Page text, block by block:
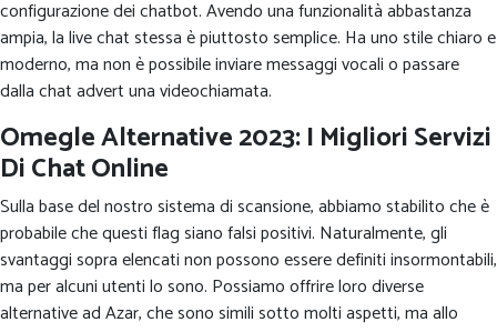
configurazione dei chatbot. Avendo una funzionalità abbastanza
ampia, la live chat stessa è piuttosto semplice. Ha uno stile chiaro e
moderno, ma non è possibile inviare messaggi vocali o passare
dalla chat advert una videochiamata.
Omegle Alternative 2023: I Migliori Servizi
Di Chat Online
Sulla base del nostro sistema di scansione, abbiamo stabilito che è
probabile che questi flag siano falsi positivi. Naturalmente, gli
svantaggi sopra elencati non possono essere definiti insormontabili,
ma per alcuni utenti lo sono. Possiamo offrire loro diverse
alternative ad Azar, che sono simili sotto molti aspetti, ma allo